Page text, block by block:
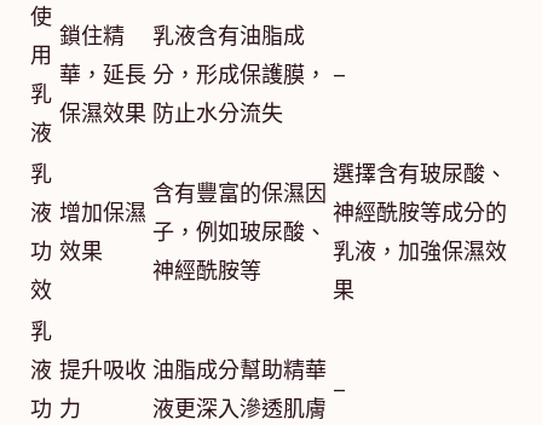
使
用
乳
液
鎖住精
華，延長
保濕效果
乳液含有油脂成
分，形成保護膜，
防止水分流失
–
乳
液
功
效
增加保濕
效果
含有豐富的保濕因
子，例如玻尿酸、
神經酰胺等
選擇含有玻尿酸、
神經酰胺等成分的
乳液，加強保濕效
果
乳
液
功
提升吸收
力
油脂成分幫助精華
液更深入滲透肌膚
–